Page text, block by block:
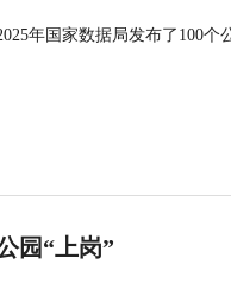
年国家数据局发布了100个
园“上岗”